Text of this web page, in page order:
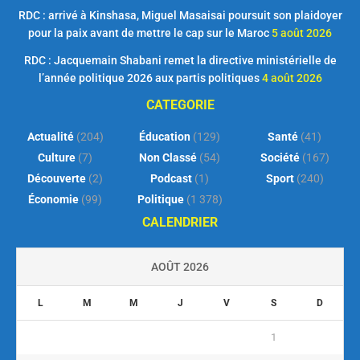
RDC : arrivé à Kinshasa, Miguel Masaisai poursuit son plaidoyer
pour la paix avant de mettre le cap sur le Maroc 5 août 2026
RDC : Jacquemain Shabani remet la directive ministérielle de
l’année politique 2026 aux partis politiques 4 août 2026
CATEGORIE
Actualité(204)
Culture (7)
Découverte (2)
Économie (99)
Éducation (129)
Non Classé (54)
Podcast (1)
Politique(1 378)
Santé (41)
Société(167)
Sport(240)
CALENDRIER
AOÛT 2026
L M M J V S D
1